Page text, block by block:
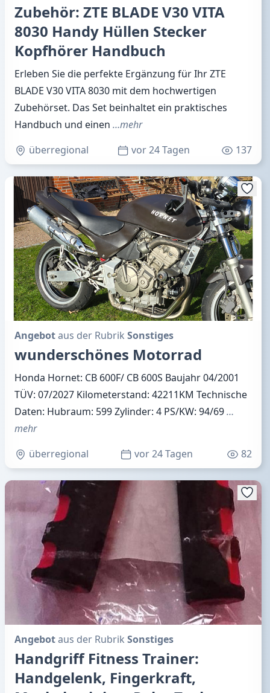
Zubehör: ZTE BLADE V30 VITA
8030 Handy Hüllen Stecker
Kopfhörer Handbuch
Erleben Sie die perfekte Ergänzung für Ihr ZTE
BLADE V30 VITA 8030 mit dem hochwertigen
Zubehörset. Das Set beinhaltet ein praktisches
Handbuch und einen …mehr
überregional
vor 24 Tagen 137
Angebotaus der Rubrik Sonstiges
wunderschönes Motorrad
Honda Hornet: CB 600F/ CB 600S Baujahr 04/2001
TÜV: 07/2027 Kilometerstand: 42211KM Technische
Daten: Hubraum: 599 Zylinder: 4 PS/KW: 94/69…
mehr
überregional
vor 24 Tagen 82
Angebotaus der Rubrik Sonstiges
Handgriff Fitness Trainer:
Handgelenk, Fingerkraft,